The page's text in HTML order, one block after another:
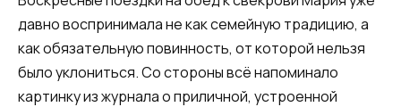
давно воспринимала не как семейную традицию, а
как обязательную повинность, от которой нельзя
было уклониться. Со стороны всё напоминало
картинку из журнала о приличной, устроенной